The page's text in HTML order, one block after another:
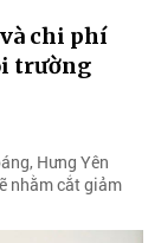
chi phí
trường
Hưng Yên
nhằm cắt giảm